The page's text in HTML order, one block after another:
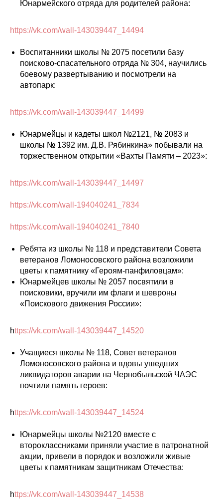
Юнармейского отряда для родителей района:
https://vk.com/wall-143039447_14494
Воспитанники школы № 2075 посетили базу
поисково-спасательного отряда № 304, научились
боевому развертыванию и посмотрели на
автопарк:
https://vk.com/wall-143039447_14499
Юнармейцы и кадеты школ №2121, № 2083 и
школы № 1392 им. Д.В. Рябинкина» побывали на
торжественном открытии «Вахты Памяти – 2023»:
https://vk.com/wall-143039447_14497
https://vk.com/wall-194040241_7834
https://vk.com/wall-194040241_7840
Ребята из школы № 118 и представители Совета
ветеранов Ломоносовского района возложили
цветы к памятнику «Героям-панфиловцам»:
Юнармейцев школы № 2057 посвятили в
поисковики, вручили им флаги и шевроны
«Поискового движения России»:
https://vk.com/wall-143039447_14520
Учащиеся школы № 118, Совет ветеранов
Ломоносовского района и вдовы ушедших
ликвидаторов аварии на Чернобыльской ЧАЭС
почтили память героев:
https://vk.com/wall-143039447_14524
Юнармейцы школы №2120 вместе с
второклассниками приняли участие в патронатной
акции, привели в порядок и возложили живые
цветы к памятникам защитникам Отечества:
https://vk.com/wall-143039447_14538